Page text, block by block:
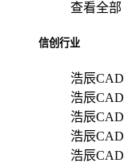
查看全部
信创行业
浩辰
浩辰
浩辰
浩辰
浩辰